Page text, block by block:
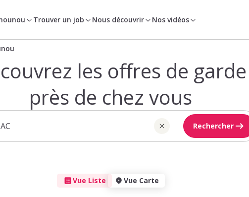
Trouver un job Nous découvrir Nos vidéos
les offres de garde
près de chez vous
Rechercher
Vue Liste Vue Carte